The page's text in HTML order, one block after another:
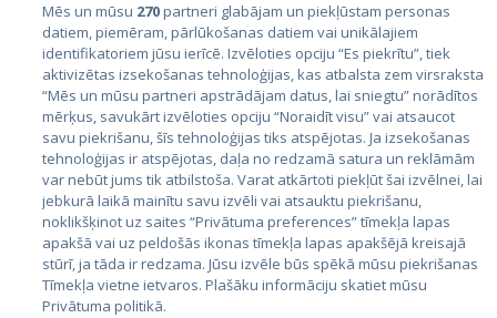
Страны
Эстония
Латвия
Литва
Mēs un mūsu 270partneri glabājam un piekļūstam personas
datiem, piemēram, pārlūkošanas datiem vai unikālajiem
identifikatoriem jūsu ierīcē. Izvēloties opciju “Es piekrītu”, tiek
aktivizētas izsekošanas tehnoloģijas, kas atbalsta zem virsraksta
“Mēs un mūsu partneri apstrādājam datus, lai sniegtu” norādītos
mērķus, savukārt izvēloties opciju “Noraidīt visu” vai atsaucot
savu piekrišanu, šīs tehnoloģijas tiks atspējotas. Ja izsekošanas
tehnoloģijas ir atspējotas, daļa no redzamā satura un reklāmām
var nebūt jums tik atbilstoša. Varat atkārtoti piekļūt šai izvēlnei, lai
jebkurā laikā mainītu savu izvēli vai atsauktu piekrišanu,
noklikšķinot uz saites “Privātuma preferences” tīmekļa lapas
apakšā vai uz peldošās ikonas tīmekļa lapas apakšējā kreisajā
stūrī, ja tāda ir redzama. Jūsu izvēle būs spēkā mūsu piekrišanas
Tīmekļa vietne ietvaros. Plašāku informāciju skatiet mūsu
Privātuma politikā.